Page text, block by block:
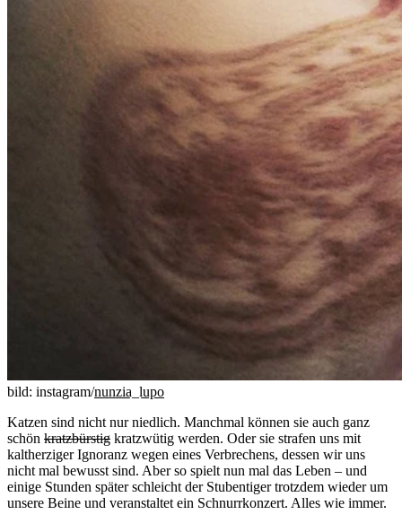
bild: instagram/nunzia_lupo
Katzen sind nicht nur niedlich. Manchmal können sie auch ganz
schön kratzbürstig kratzwütig werden. Oder sie strafen uns mit
kaltherziger Ignoranz wegen eines Verbrechens, dessen wir uns
nicht mal bewusst sind. Aber so spielt nun mal das Leben – und
einige Stunden später schleicht der Stubentiger trotzdem wieder um
unsere Beine und veranstaltet ein Schnurrkonzert. Alles wie immer.